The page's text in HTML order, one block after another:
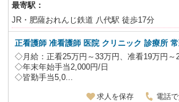
最寄駅：
JR・肥薩おれんじ鉄道 八代駅 徒歩17分
正看護師 准看護師 医院 クリニック 診療所
◇月給：正看25万円～33万円、准看19万円～
◇年末年始手当2,000円/日
◇皆勤手当5,0...
求人を保存 電話